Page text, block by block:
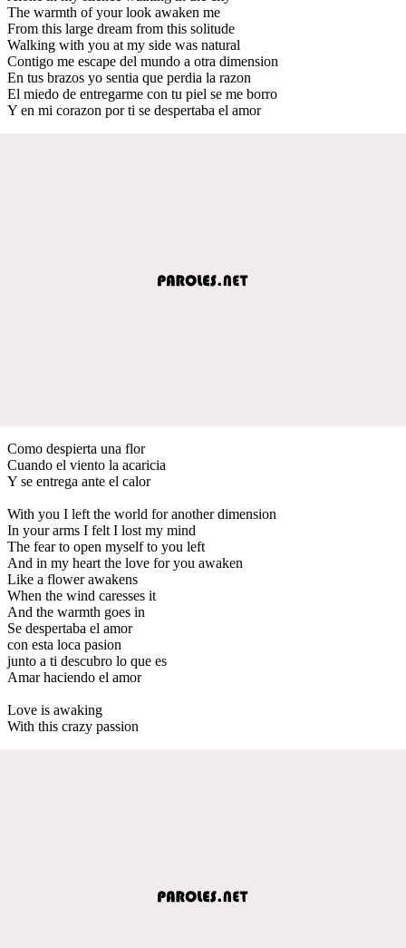
The warmth of your look awaken me
From this large dream from this solitude
Walking with you at my side was natural
Contigo me escape del mundo a otra dimension
En tus brazos yo sentia que perdia la razon
El miedo de entregarme con tu piel se me borro
Y en mi corazon por ti se despertaba el amor
Como despierta una flor
Cuando el viento la acaricia
Y se entrega ante el calor
With you I left the world for another dimension
In your arms I felt I lost my mind
The fear to open myself to you left
And in my heart the love for you awaken
Like a flower awakens
When the wind caresses it
And the warmth goes in
Se despertaba el amor
con esta loca pasion
junto a ti descubro lo que es
Amar haciendo el amor
Love is awaking
With this crazy passion